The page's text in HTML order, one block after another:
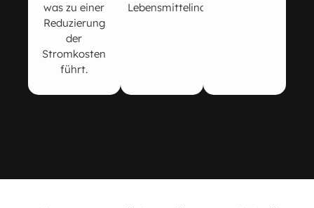
was zu einer
Reduzierung
der
Stromkosten
führt.
Lebensmittelindustrie…